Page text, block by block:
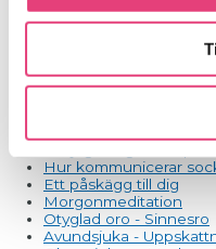
Varför gå Eftervården?
Att förändra en vana –
Kan jag få behandling
Förkylningstider
Gör din röst hörd - var
Hur kommunicerar
Ett påskägg till dig
Morgonmeditation
Otyglad oro - Sinnesro
Avundsjuka -